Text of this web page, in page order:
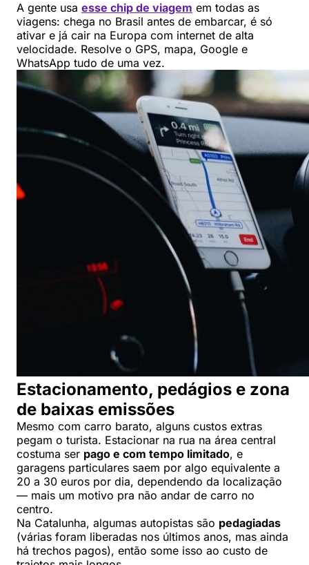
A gente usa esse chip de viagem em todas as
viagens: chega no Brasil antes de embarcar, é só
ativar e já cair na Europa com internet de alta
velocidade. Resolve o GPS, mapa, Google e
WhatsApp tudo de uma vez.
Estacionamento, pedágios e zona
de baixas emissões
Mesmo com carro barato, alguns custos extras
pegam o turista. Estacionar na rua na área central
costuma ser pago e com tempo limitado, e
garagens particulares saem por algo equivalente a
20 a 30 euros por dia, dependendo da localização
— mais um motivo pra não andar de carro no
centro.
Na Catalunha, algumas autopistas são pedagiadas
(várias foram liberadas nos últimos anos, mas ainda
há trechos pagos), então some isso ao custo de